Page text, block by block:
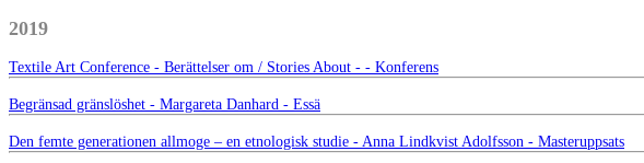
2019
Textile Art Conference - Berättelser om / Stories About - - Konferens
Begränsad gränslöshet - Margareta Danhard - Essä
Den femte generationen allmoge – en etnologisk studie - Anna Lindkvist Adolfsson - Masteruppsats